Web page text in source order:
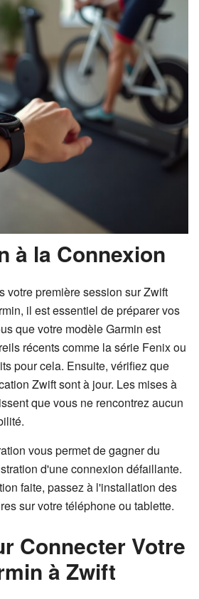
à la Connexion
votre première session sur Zwift
il est essentiel de préparer vos
que votre modèle Garmin est
récents comme la série Fenix ou
pour cela. Ensuite, vérifiez que
Zwift sont à jour. Les mises à
que vous ne rencontrez aucun
vous permet de gagner du
d'une connexion défaillante.
faite, passez à l'installation des
sur votre téléphone ou tablette.
Connecter Votre
à Zwift